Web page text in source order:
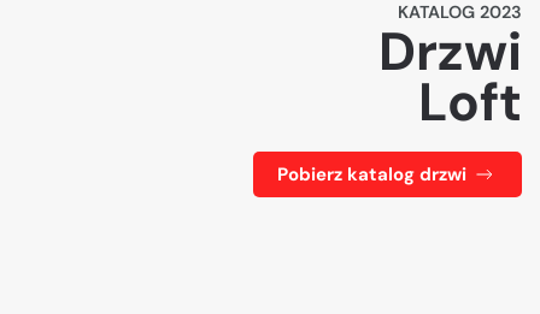
KATALOG 2023
Drzwi
Loft
Pobierz katalog drzwi